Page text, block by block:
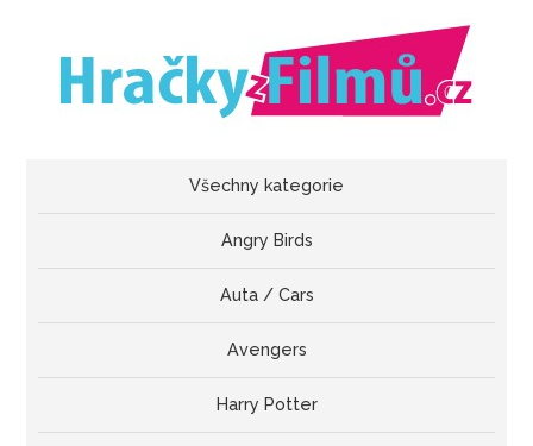
Všechny kategorie
Angry Birds
Auta / Cars
Avengers
Harry Potter